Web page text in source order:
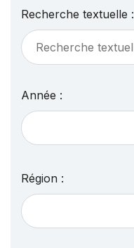
Recherche textuelle :
Année :
Région :